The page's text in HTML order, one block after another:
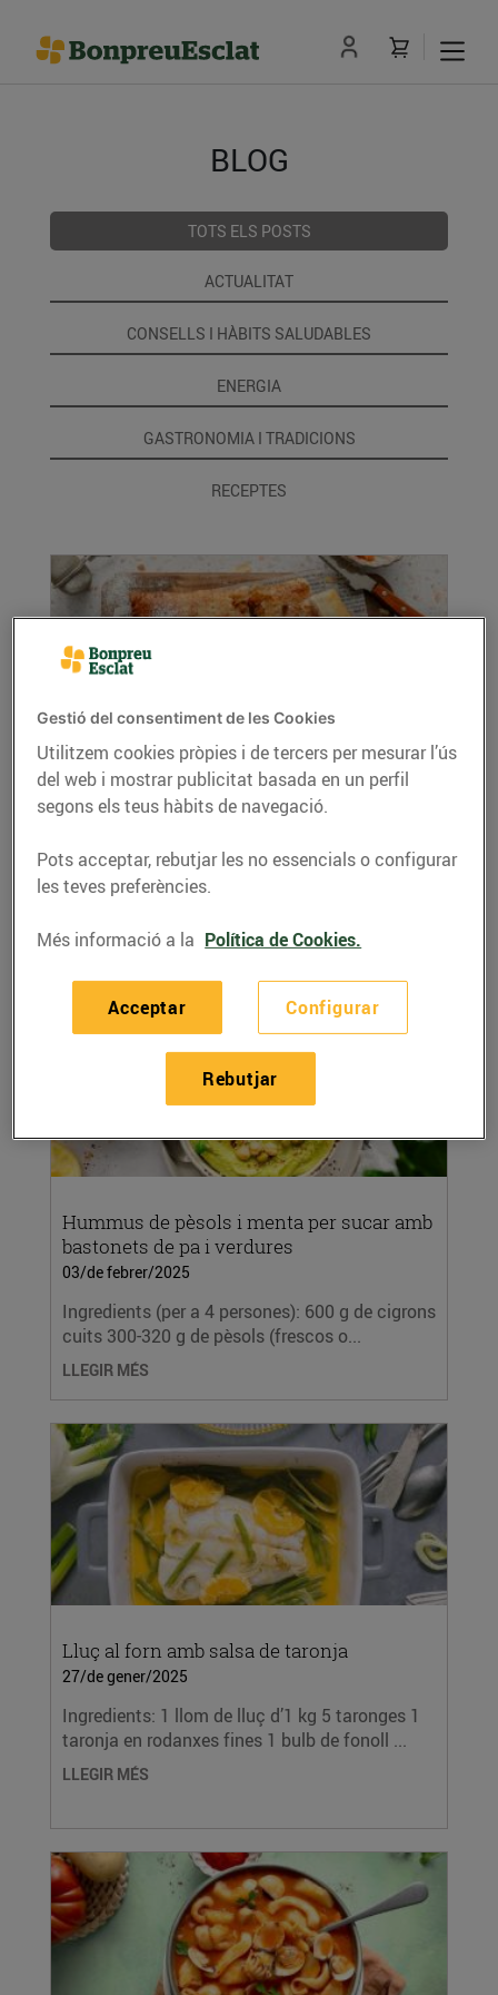
BLOG
TOTS ELS POSTS
ACTUALITAT
CONSELLS I HÀBITS SALUDABLES
ENERGIA
GASTRONOMIA I TRADICIONS
RECEPTES
Coca de llardons amb taronja confitada i
pinyons
Ingredients (per a 4 persones): 1 làmina de
pasta de full rectangular 150 g de llardons
Hummus de pèsols i menta per sucar amb
bastonets de pa i verdures
03/de febrer/2025
Ingredients (per a 4 persones): 600 g de cigrons
cuits 300-320 g de pèsols (frescos o...
LLEGIR MÉS
Lluç al forn amb salsa de taronja
27/de gener/2025
Ingredients: 1 llom de lluç d’1 kg 5 taronges 1
taronja en rodanxes fines 1 bulb de fonoll ...
LLEGIR MÉS
Gestió del consentiment de les Cookies
Utilitzem cookies pròpies i de tercers per mesurar l’ús
del web i mostrar publicitat basada en un perfil
segons els teus hàbits de navegació.
Pots acceptar, rebutjar les no essencials o configurar
les teves preferències.
Més informació a la Política de Cookies.
Configurar
Rebutjar
Acceptar